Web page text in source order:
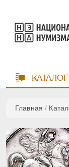
КАТАЛОГ
Главная /